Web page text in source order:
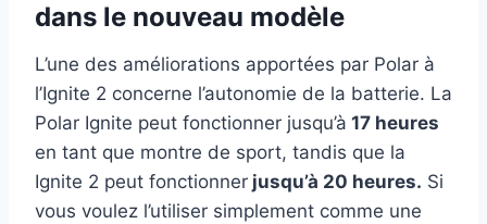
dans le nouveau modèle
L’une des améliorations apportées par Polar à
l’Ignite 2 concerne l’autonomie de la batterie. La
Polar Ignite peut fonctionner jusqu’à 17 heures
en tant que montre de sport, tandis que la
Ignite 2 peut fonctionner jusqu’à 20 heures. Si
vous voulez l’utiliser simplement comme une